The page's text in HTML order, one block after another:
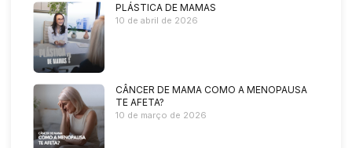
PLÁSTICA DE MAMAS
10 de abril de 2026
CÂNCER DE MAMA COMO A MENOPAUSA
TE AFETA?
10 de março de 2026